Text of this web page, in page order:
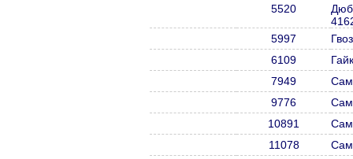
5520
5997
6109
7949
9776
10891
11078